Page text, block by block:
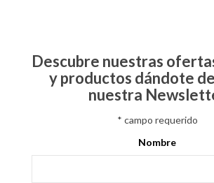
Descubre nuestras
y productos dándote
nuestra
* campo requerido
Nombre